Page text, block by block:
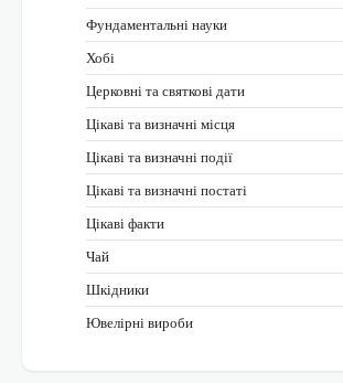
Фундаментальні науки
Хобі
Церковні та святкові дати
Цікаві та визначні місця
Цікаві та визначні події
Цікаві та визначні постаті
Цікаві факти
Чай
Шкідники
Ювелірні вироби